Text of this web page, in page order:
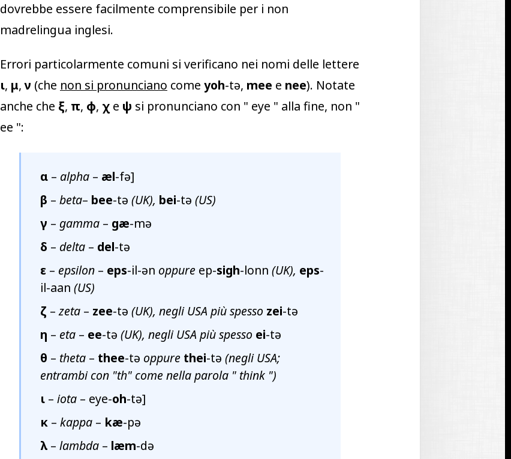
dovrebbe essere facilmente comprensibile per i non
madrelingua inglesi.
Errori particolarmente comuni si verificano nei nomi delle lettere
ι, μ,ν (che non si pronunciano come yoh-tə, mee e nee). Notate
anche che ξ, π, φ, χ e ψ si pronunciano con " eye " alla fine, non "
ee ":
α – alpha – æl-fə]
β – beta– bee-tə (UK), bei-tə (US)
γ – gamma – gæ-mə
δ – delta – del-tə
ε – epsilon – eps-il-ən oppure ep-sigh-lonn (UK), eps-
il-aan (US)
ζ –zeta – zee-tə (UK), negli USA più spesso zei-tə
η – eta – ee-tə (UK), negli USA più spesso ei-tə
θ – theta – thee-tə oppure thei-tə (negli USA;
entrambi con "th" come nella parola " think ")
ι – iota – eye-oh-tə]
κ – kappa – kæ-pə
λ – lambda – læm-də